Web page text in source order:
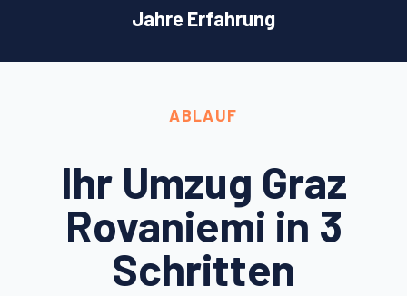
Jahre Erfahrung
ABLAUF
Ihr Umzug Graz
Rovaniemi in 3
Schritten